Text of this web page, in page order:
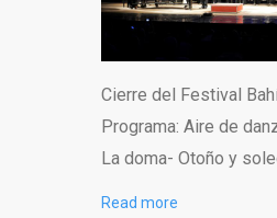
Cierre del Festival
Programa: Aire de
La doma- Otoño y
Read more